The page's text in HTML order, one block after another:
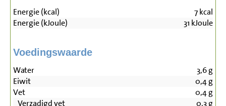
Energie (kcal) 7kcal
Energie (kJoule)
31 kJoule
Voedingswaarde
Water 3,6g
Eiwit
0,4g
Vet
0,4g
Verzadigd vet
0,3g